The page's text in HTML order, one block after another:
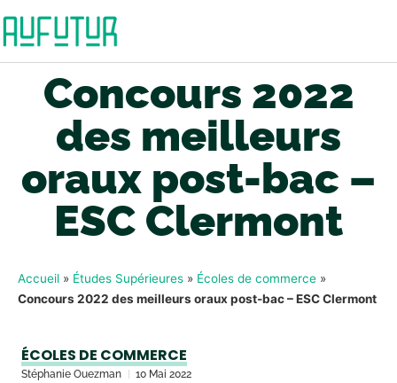
Concours 2022
des meilleurs
oraux post-bac –
ESC Clermont
Accueil » Études Supérieures » Écoles de commerce »
Concours 2022 des meilleurs oraux post-bac – ESC Clermont
ÉCOLES DE COMMERCE
Stéphanie Ouezman 10 Mai 2022